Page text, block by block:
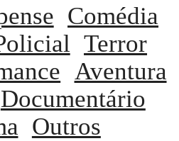
Comédia
Terror
Aventura
Documentário
Outros